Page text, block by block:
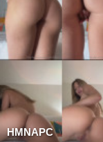
HMNAPC